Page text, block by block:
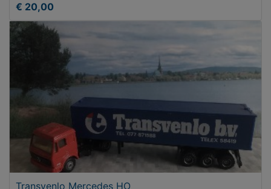
€ 20,00
Transvenlo Mercedes HO